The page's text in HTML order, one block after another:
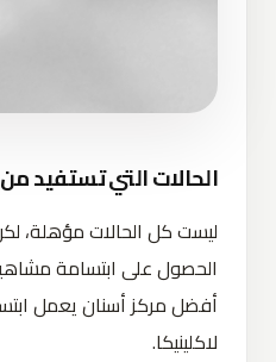
الحالات التي تستفيد
ليست كل الحالات مؤهلة،
الحصول على ابتسامة
لاكلينيكا.